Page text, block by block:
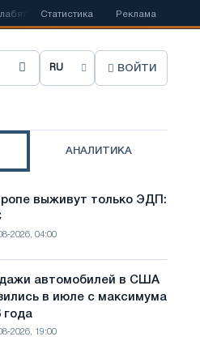
конкуренцию в Соединенном
Статистика Реклама
В
б
ь
з
ВОЙТИ
АНАЛИТИКА
выживут только ЭДП:
2026, 04:00
автомобилей в США
в июле с максимума
года
2026, 19:00